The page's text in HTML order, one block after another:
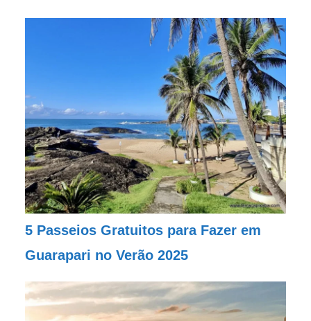
5 Passeios Gratuitos para Fazer em
Guarapari no Verão 2025